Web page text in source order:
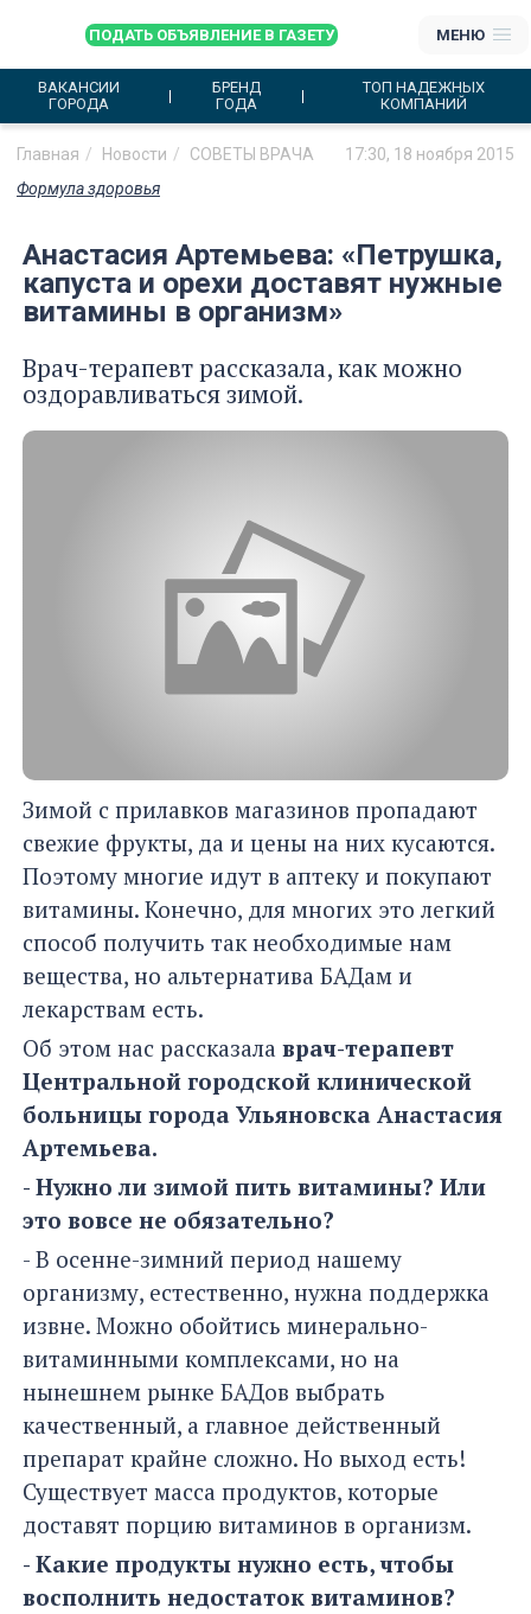
ПОДАТЬ ОБЪЯВЛЕНИЕ В ГАЗЕТУ МЕНЮ
ВАКАНСИИ
ГОРОДА
БРЕНД
ГОДА
ТОП НАДЕЖНЫХ
КОМПАНИЙ
Главная Новости СОВЕТЫ ВРАЧА
17:30, 18 ноября 2015
Формула здоровья
Анастасия Артемьева: «Петрушка,
капуста и орехи доставят нужные
витамины в организм»
Врач-терапевт рассказала, как можно
оздоравливаться зимой.
Зимой с прилавков магазинов пропадают
свежие фрукты, да и цены на них кусаются.
Поэтому многие идут в аптеку и покупают
витамины. Конечно, для многих это легкий
способ получить так необходимые нам
вещества, но альтернатива БАДам и
лекарствам есть.
Об этом нас рассказала врач-терапевт
Центральной городской клинической
больницы города Ульяновска Анастасия
Артемьева.
- Нужно ли зимой пить витамины? Или
это вовсе не обязательно?
- В осенне-зимний период нашему
организму, естественно, нужна поддержка
извне. Можно обойтись минерально-
витаминными комплексами, но на
нынешнем рынке БАДов выбрать
качественный, а главное действенный
препарат крайне сложно. Но выход есть!
Существует масса продуктов, которые
доставят порцию витаминов в организм.
- Какие продукты нужно есть, чтобы
восполнить недостаток витаминов?